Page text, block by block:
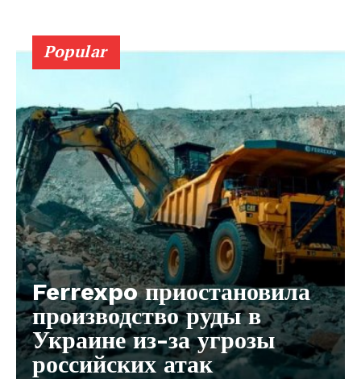
Popular
Ferrexpo приостановила
производство руды в
Украине из-за угрозы
российских атак